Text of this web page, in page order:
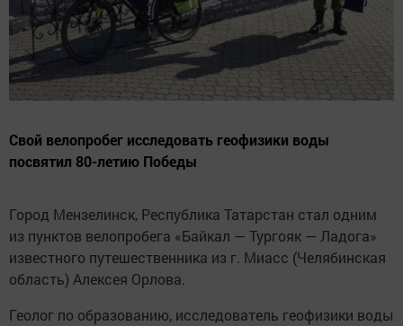
Свой велопробег исследовать геофизики воды
посвятил 80-летию Победы
Город Мензелинск, Республика Татарстан стал одним
из пунктов велопробега «Байкал — Тургояк — Ладога»
известного путешественника из г. Миасс (Челябинская
область) Алексея Орлова.
Геолог по образованию, исследователь геофизики воды